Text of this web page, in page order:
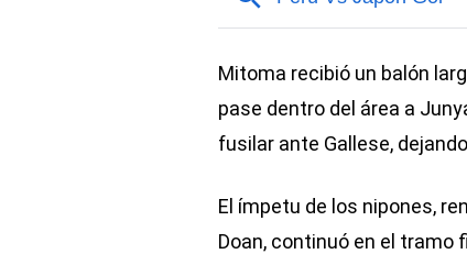
Mitoma recibió un balón
pase dentro del área a
fusilar ante Gallese,
El ímpetu de los nipones,
Doan, continuó en el tramo